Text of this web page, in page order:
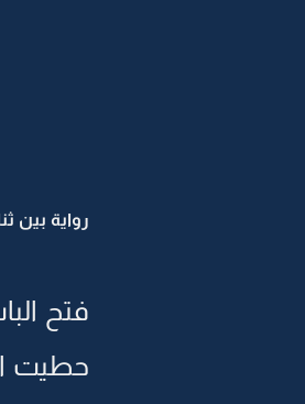
رواية بين
فتح
حطيت